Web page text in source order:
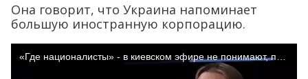
Она говорит, что Украина напоминает
большую иностранную корпорацию.